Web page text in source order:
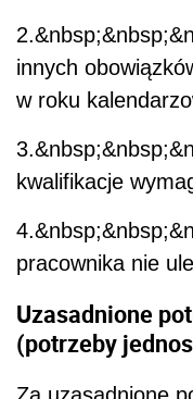
innych
w roku
kwalifikacje
pracownika nie
Uzasadnione
(potrzeby
Za uzasadnione